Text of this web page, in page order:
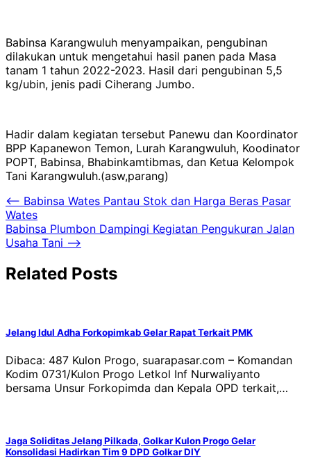
Babinsa Karangwuluh menyampaikan, pengubinan
dilakukan untuk mengetahui hasil panen pada Masa
tanam 1 tahun 2022-2023. Hasil dari pengubinan 5,5
kg/ubin, jenis padi Ciherang Jumbo.
Hadir dalam kegiatan tersebut Panewu dan Koordinator
BPP Kapanewon Temon, Lurah Karangwuluh, Koodinator
POPT, Babinsa, Bhabinkamtibmas, dan Ketua Kelompok
Tani Karangwuluh.(asw,parang)
Navigasi
pos
⟵ Babinsa Wates Pantau Stok dan Harga Beras Pasar
Wates
Babinsa Plumbon Dampingi Kegiatan Pengukuran Jalan
Usaha Tani ⟶
Related Posts
Jelang Idul Adha Forkopimkab Gelar Rapat Terkait PMK
Dibaca: 487 Kulon Progo, suarapasar.com – Komandan
Kodim 0731/Kulon Progo Letkol Inf Nurwaliyanto
bersama Unsur Forkopimda dan Kepala OPD terkait,…
Jaga Soliditas Jelang Pilkada, Golkar Kulon Progo Gelar
Konsolidasi Hadirkan Tim 9 DPD Golkar DIY